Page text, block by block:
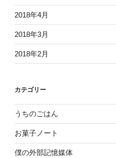
2018年4月
2018年3月
2018年2月
カテゴリー
うちのごはん
お菓子ノート
僕の外部記憶媒体